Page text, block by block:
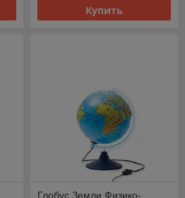
Купить
Глобус Земли Физико-